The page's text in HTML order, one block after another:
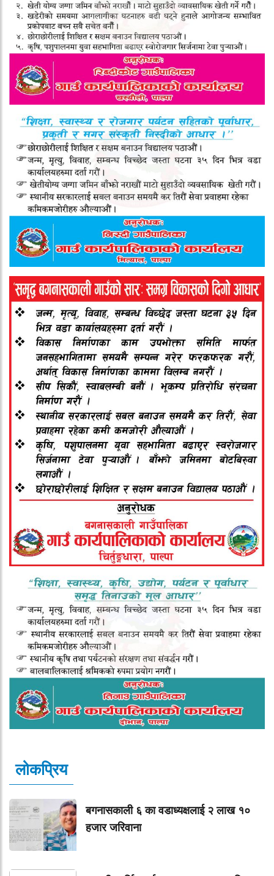
लोकप्रिय
बगनासकाली ६ का वडाध्यक्षलाई २ लाख १०
हजार जरिवाना